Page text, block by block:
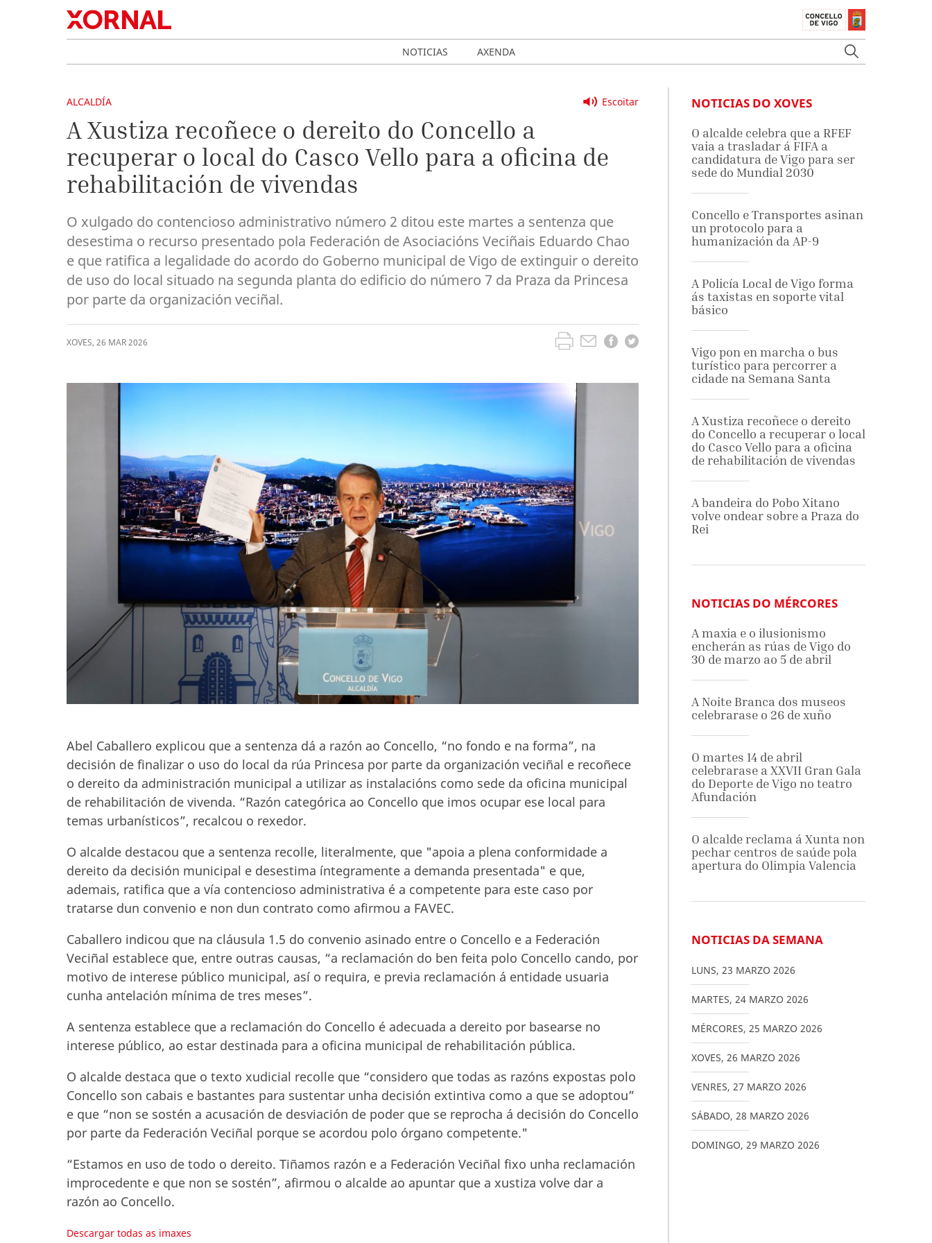
NOTICIAS AXENDA
Escoitar
ALCALDÍA
A Xustiza recoñece o dereito do Concello a
recuperar o local do Casco Vello para a oficina de
rehabilitación de vivendas
O xulgado do contencioso administrativo número 2 ditou este martes a sentenza que
desestima o recurso presentado pola Federación de Asociacións Veciñais Eduardo Chao
e que ratifica a legalidade do acordo do Goberno municipal de Vigo de extinguir o dereito
de uso do local situado na segunda planta do edificio do número 7 da Praza da Princesa
por parte da organización veciñal.
XOVES, 26 MAR2026
Abel Caballero explicou que a sentenza dá a razón ao Concello, “no fondo e na forma”, na
decisión de finalizar o uso do local da rúa Princesa por parte da organización veciñal e recoñece
o dereito da administración municipal a utilizar as instalacións como sede da oficina municipal
de rehabilitación de vivenda. “Razón categórica ao Concello que imos ocupar ese local para
temas urbanísticos”, recalcou o rexedor.
O alcalde destacou que a sentenza recolle, literalmente, que "apoia a plena conformidade a
dereito da decisión municipal e desestima íntegramente a demanda presentada" e que,
ademais, ratifica que a vía contencioso administrativa é a competente para este caso por
tratarse dun convenio e non dun contrato como afirmou a FAVEC.
Caballero indicou que na cláusula 1.5 do convenio asinado entre o Concello e a Federación
Veciñal establece que, entre outras causas, “a reclamación do ben feita polo Concello cando, por
motivo de interese público municipal, así o requira, e previa reclamación á entidade usuaria
cunha antelación mínima de tres meses”.
A sentenza establece que a reclamación do Concello é adecuada a dereito por basearse no
interese público, ao estar destinada para a oficina municipal de rehabilitación pública.
O alcalde destaca que o texto xudicial recolle que “considero que todas as razóns expostas polo
Concello son cabais e bastantes para sustentar unha decisión extintiva como a que se adoptou”
e que “non se sostén a acusación de desviación de poder que se reprocha á decisión do Concello
por parte da Federación Veciñal porque se acordou polo órgano competente."
“Estamos en uso de todo o dereito. Tiñamos razón e a Federación Veciñal fixo unha reclamación
improcedente e que non se sostén”, afirmou o alcalde ao apuntar que a xustiza volve dar a
razón ao Concello.
Descargar todas as imaxes
NOTICIAS DO XOVES
O alcalde celebra que a RFEF
vaia a trasladar á FIFA a
candidatura de Vigo para ser
sede do Mundial 2030
Concello e Transportes asinan
un protocolo para a
humanización da AP-9
A Policía Local de Vigo forma
ás taxistas en soporte vital
básico
Vigo pon en marcha o bus
turístico para percorrer a
cidade na Semana Santa
A Xustiza recoñece o dereito
do Concello a recuperar o local
do Casco Vello para a oficina
de rehabilitación de vivendas
A bandeira do Pobo Xitano
volve ondear sobre a Praza do
Rei
NOTICIAS DO MÉRCORES
A maxia e o ilusionismo
encherán as rúas de Vigo do
30 de marzo ao 5 de abril
A Noite Branca dos museos
celebrarase o 26 de xuño
O martes 14 de abril
celebrarase a XXVII Gran Gala
do Deporte de Vigo no teatro
Afundación
O alcalde reclama á Xunta non
pechar centros de saúde pola
apertura do Olimpia Valencia
NOTICIAS DA SEMANA
LUNS, 23 MARZO 2026
MARTES, 24 MARZO 2026
MÉRCORES, 25 MARZO 2026
XOVES, 26 MARZO 2026
VENRES, 27 MARZO 2026
SÁBADO, 28 MARZO 2026
DOMINGO, 29 MARZO 2026